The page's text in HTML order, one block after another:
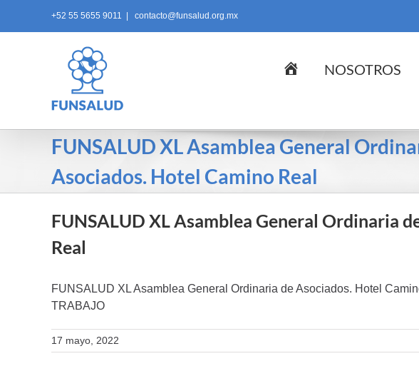
+52 55 5655 9011 contacto@funsalud.org.mx
InicioNOSOTROS
FUNSALUD XL Asamblea General
Asociados. Hotel Camino Real
FUNSALUD XL Asamblea General Ordinaria
Real
FUNSALUD XL Asamblea General Ordinaria de Asociados. Hotel
TRABAJO
17 mayo, 2022